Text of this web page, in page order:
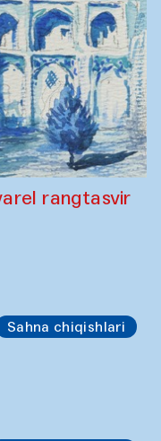
rangtasvir
Sahna chiqishlari